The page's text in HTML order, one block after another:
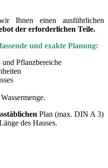
Ihnen einen ausführlichen
der erforderlichen Teile.
und exakte Planung:
und Pflanzbereiche
Plan (max. DIN A 3)
des Hauses.